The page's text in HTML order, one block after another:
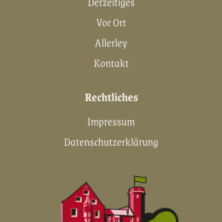
Vor Ort
Allerley
Kontakt
Rechtliches
Impressum
Datenschutzerklärung